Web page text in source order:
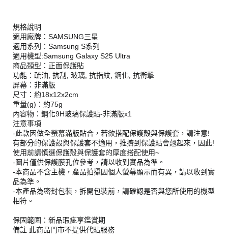
規格說明
適用廠牌：SAMSUNG三星
適用系列：Samsung S系列
適用機型:Samsung Galaxy S25 Ultra
商品類型：正面保護貼
功能：疏油, 抗刮, 玻璃, 抗指紋, 鋼化, 抗衝擊
屏幕：非滿版
尺寸：約18x12x2cm
重量(g)：約75g
內容物：鋼化9H玻璃保護貼-非滿版x1
注意事項
-此款因做全螢幕滿版貼合，若欲搭配保護殼與保護套，請注意!
有部分的保護殼與保護套不適用，推擠到保護貼會翹起來，因此!
使用前請慎選保護殼與保護套的厚度搭配使用~
-圖片僅供保護膜孔位參考，請以收到實品為準。
-本商品不含主機，產品拍攝因個人螢幕顯示而有異，請以收到實
品為準。
-本產品為密封包裝，拆開包裝前，請確認是否與您所使用的機型
相符。
保固範圍：新品瑕疵享鑑賞期
備註:此商品門市不提供代貼服務